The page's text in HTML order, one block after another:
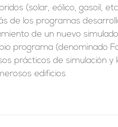
(solar, eólico, gasoil,
de los programas
de un nuevo
programa (denominado
prácticos de simulación y
edificios.